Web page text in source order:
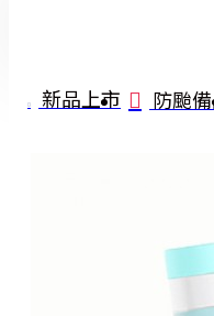
新品上市 防颱